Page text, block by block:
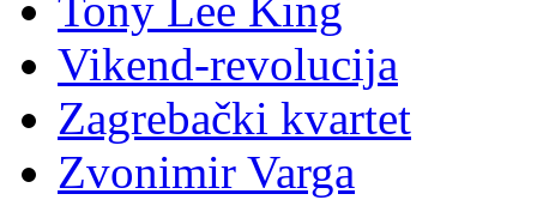
Tony Lee King
Vikend-revolucija
Zagrebački kvartet
Zvonimir Varga